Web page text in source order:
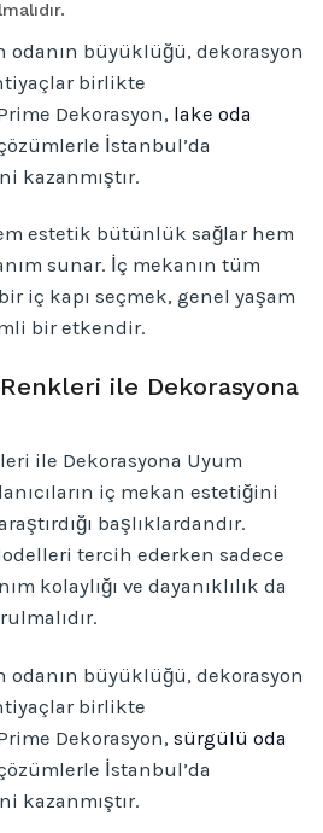
odanın büyüklüğü, dekorasyon
birlikte
Dekorasyon, lake oda
İstanbul’da
kazanmıştır.
estetik bütünlük sağlar hem
sunar. İç mekanın tüm
iç kapı seçmek, genel yaşam
bir etkendir.
Renkleri ile Dekorasyona
ile Dekorasyona Uyum
iç mekan estetiğini
başlıklardandır.
tercih ederken sadece
kolaylığı ve dayanıklılık da
odanın büyüklüğü, dekorasyon
birlikte
Dekorasyon, sürgülü oda
İstanbul’da
kazanmıştır.